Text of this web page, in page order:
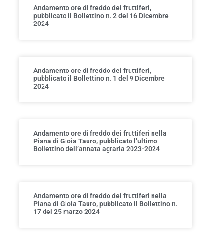
Andamento ore di freddo dei fruttiferi,
pubblicato il Bollettino n. 2 del 16 Dicembre
2024
Andamento ore di freddo dei fruttiferi,
pubblicato il Bollettino n. 1 del 9 Dicembre
2024
Andamento ore di freddo dei fruttiferi nella
Piana di Gioia Tauro, pubblicato l’ultimo
Bollettino dell’annata agraria 2023-2024
Andamento ore di freddo dei fruttiferi nella
Piana di Gioia Tauro, pubblicato il Bollettino n.
17 del 25 marzo 2024